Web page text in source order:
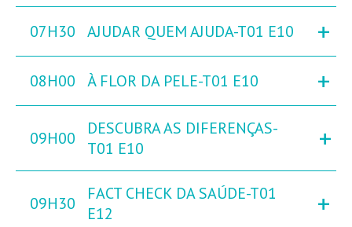
07H30 AJUDAR QUEM AJUDA-T01 E10 +
08H00 À FLOR DA PELE-T01 E10 +
09H00
DESCUBRA AS DIFERENÇAS-
T01 E10
+
09H30
FACT CHECK DA SAÚDE-T01
E12
+